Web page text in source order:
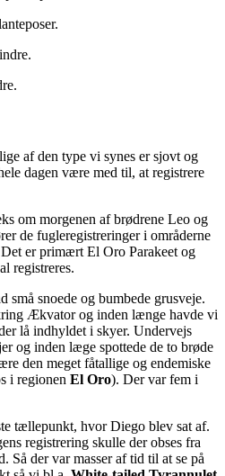
af den type vi synes er sjovt og
dagen være med til, at registrere
om morgenen af brødrene Leo og
de fugleregistreringer i områderne
er primært El Oro Parakeet og
registreres.
snoede og bumbede grusveje.
Ækvator og inden længe havde vi
lå indhyldet i skyer. Undervejs
og inden læge spottede de to brøde
den meget fåtallige og endemiske
i regionen El Oro). Der var fem i
tællepunkt, hvor Diego blev sat af.
registrering skulle der obses fra
Så der var masser af tid til at se på